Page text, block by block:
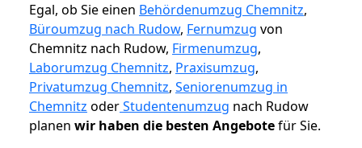
Egal, ob Sie einen Behördenumzug Chemnitz,
Büroumzug nach Rudow, Fernumzug von
Chemnitz nach Rudow, Firmenumzug,
Laborumzug Chemnitz, Praxisumzug,
Privatumzug Chemnitz, Seniorenumzug in
Chemnitz oderStudentenumzug nach Rudow
planen wir haben die besten Angebotefür Sie.